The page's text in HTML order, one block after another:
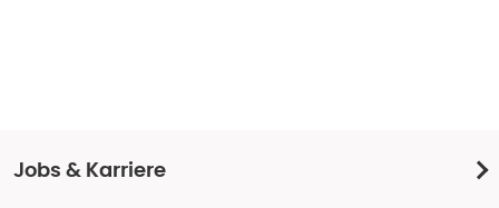
Jobs & Karriere